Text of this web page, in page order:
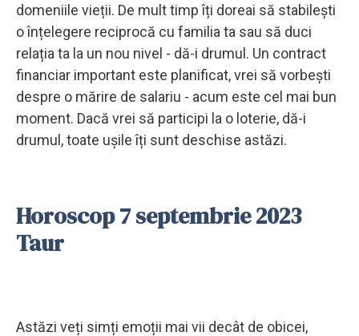
domeniile vieții. De mult timp îți doreai să stabilești
o înțelegere reciprocă cu familia ta sau să duci
relația ta la un nou nivel - dă-i drumul. Un contract
financiar important este planificat, vrei să vorbești
despre o mărire de salariu - acum este cel mai bun
moment. Dacă vrei să participi la o loterie, dă-i
drumul, toate ușile îți sunt deschise astăzi.
Horoscop 7 septembrie 2023
Taur
Astăzi veți simți emoții mai vii decât de obicei,